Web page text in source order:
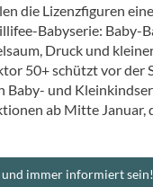
die Lizenzfiguren
Babyserie: Baby-
Druck und
50+ schützt vor der
Baby- und
ab Mitte Januar,
immer informiert sein!